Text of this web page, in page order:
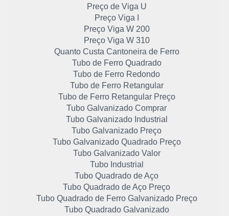
Preço de Viga U
Preço Viga I
Preço Viga W 200
Preço Viga W 310
Quanto Custa Cantoneira de Ferro
Tubo de Ferro Quadrado
Tubo de Ferro Redondo
Tubo de Ferro Retangular
Tubo de Ferro Retangular Preço
Tubo Galvanizado Comprar
Tubo Galvanizado Industrial
Tubo Galvanizado Preço
Tubo Galvanizado Quadrado Preço
Tubo Galvanizado Valor
Tubo Industrial
Tubo Quadrado de Aço
Tubo Quadrado de Aço Preço
Tubo Quadrado de Ferro Galvanizado Preço
Tubo Quadrado Galvanizado